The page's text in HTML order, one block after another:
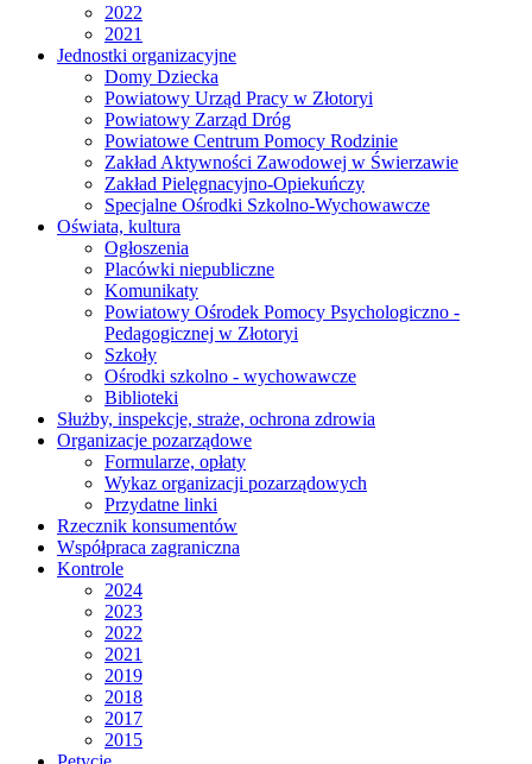
2022
2021
Jednostki organizacyjne
Domy Dziecka
Powiatowy Urząd Pracy w Złotoryi
Powiatowy Zarząd Dróg
Powiatowe Centrum Pomocy Rodzinie
Zakład Aktywności Zawodowej w Świerzawie
Zakład Pielęgnacyjno-Opiekuńczy
Specjalne Ośrodki Szkolno-Wychowawcze
Oświata, kultura
Ogłoszenia
Placówki niepubliczne
Komunikaty
Powiatowy Ośrodek Pomocy Psychologiczno -
Pedagogicznej w Złotoryi
Szkoły
Ośrodki szkolno - wychowawcze
Biblioteki
Służby, inspekcje, straże, ochrona zdrowia
Organizacje pozarządowe
Formularze, opłaty
Wykaz organizacji pozarządowych
Przydatne linki
Rzecznik konsumentów
Współpraca zagraniczna
Kontrole
2024
2023
2022
2021
2019
2018
2017
2015